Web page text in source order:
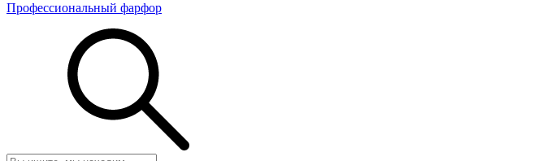
Профессиональный фарфор